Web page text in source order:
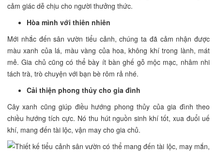
cảm giác dễ chịu cho người thưởng thức.
Hòa mình với thiên nhiên
Mới nhắc đến sân vườn tiểu cảnh, chúng ta đã cảm nhận được
màu xanh của lá, màu vàng của hoa, không khí trong lành, mát
mẻ. Gia chủ cũng có thể bày ít bàn ghế gỗ mộc mạc, nhâm nhi
tách trà, trò chuyện với bạn bè rôm rả nhé.
Cải thiện phong thủy cho gia đình
Cây xanh cũng giúp điều hướng phong thủy của gia đình theo
chiều hướng tích cực. Nó thu hút nguồn sinh khí tốt, xua đuổi uế
khí, mang đến tài lộc, vận may cho gia chủ.